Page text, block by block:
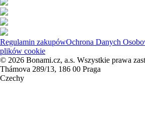
Regulamin zakupówOchrona Danych
plików cookie
© 2026 Bonami.cz, a.s. Wszystkie prawa
Thámova 289/13, 186 00 Praga
Czechy